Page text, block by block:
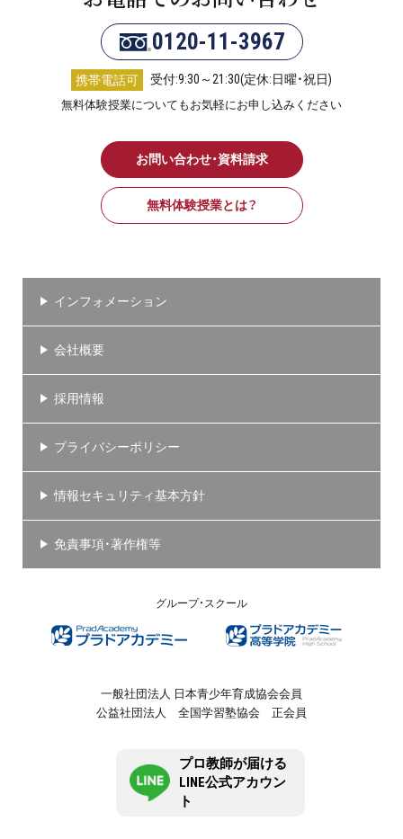
お問い合わせ・資料請求
無料体験授業とは
0120-11-3967
携帯電話可 受付:9:30～21:30(定休:日曜・祝日)
無料体験授業についてもお気軽にお申し込みください
お問い合わせ・資料請求
無料体験授業とは？
インフォメーション
会社概要
採用情報
プライバシーポリシー
情報セキュリティ基本方針
免責事項・著作権等
グループ・スクール
一般社団法人 日本青少年育成協会会員
公益社団法人 全国学習塾協会 正会員
プロ教師が届ける
LINE公式アカウン
ト